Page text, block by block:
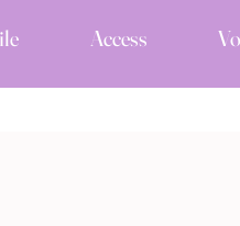
Access